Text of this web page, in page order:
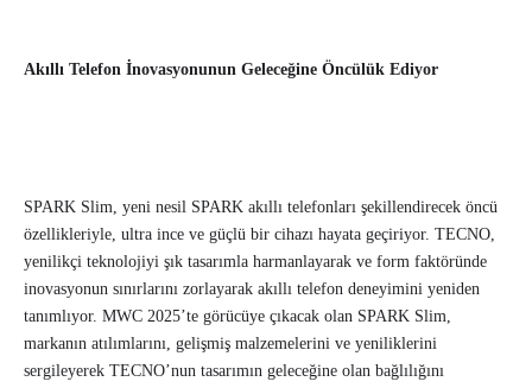
Akıllı Telefon İnovasyonunun Geleceğine Öncülük Ediyor
SPARK Slim, yeni nesil SPARK akıllı telefonları şekillendirecek öncü
özellikleriyle, ultra ince ve güçlü bir cihazı hayata geçiriyor. TECNO,
yenilikçi teknolojiyi şık tasarımla harmanlayarak ve form faktöründe
inovasyonun sınırlarını zorlayarak akıllı telefon deneyimini yeniden
tanımlıyor. MWC 2025’te görücüye çıkacak olan SPARK Slim,
markanın atılımlarını, gelişmiş malzemelerini ve yeniliklerini
sergileyerek TECNO’nun tasarımın geleceğine olan bağlılığını